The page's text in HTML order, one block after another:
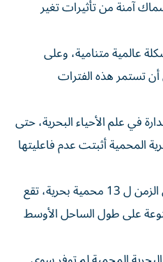
آمنة من تأثيرات تغير
عالمية متنامية، وعلى
تستمر هذه الفترات
في علم الأحياء البحرية، حتى
المحمية أثبتت عدم فاعليتها
وحلل الباحثون بيانات عقد من الزمن ل 13 محمية بحرية، تقع
على طول الساحل الأوسط